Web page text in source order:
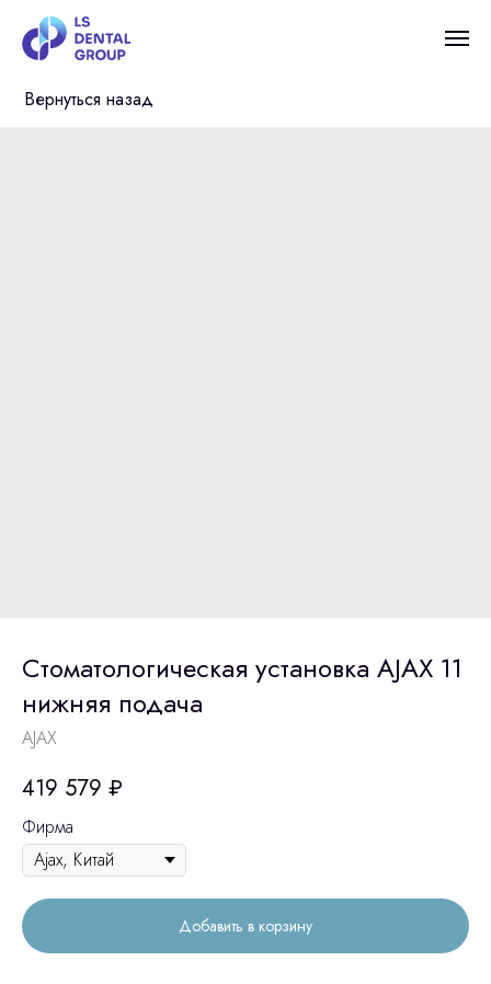
Вернуться назад
Стоматологическая установка AJAX 11
нижняя подача
AJAX
419 579 ₽
Фирма
Добавить в корзину